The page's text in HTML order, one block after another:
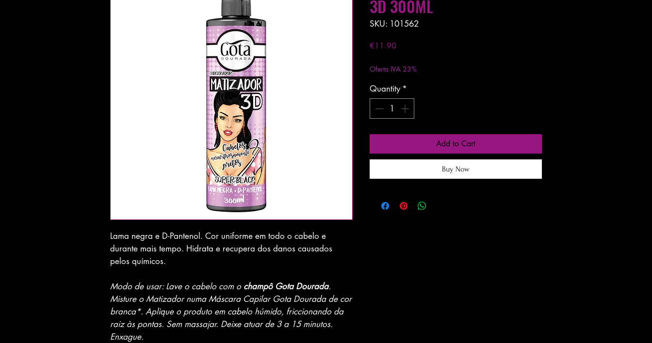
Lama negra e D-Pantenol. Cor uniforme em todo o cabelo e
durante mais tempo. Hidrata e recupera dos danos causados
pelos químicos.
Modo de usar: Lave o cabelo com o champô Gota Dourada.
Misture o Matizador numa Máscara Capilar Gota Dourada de cor
branca*. Aplique o produto em cabelo húmido, friccionando da
raiz às pontas. Sem massajar. Deixe atuar de 3 a 15 minutos.
Enxague.
3D 300ML
SKU: 101562
€11.90Price
Oferta IVA 23%
Quantity *
Add to Cart
Buy Now